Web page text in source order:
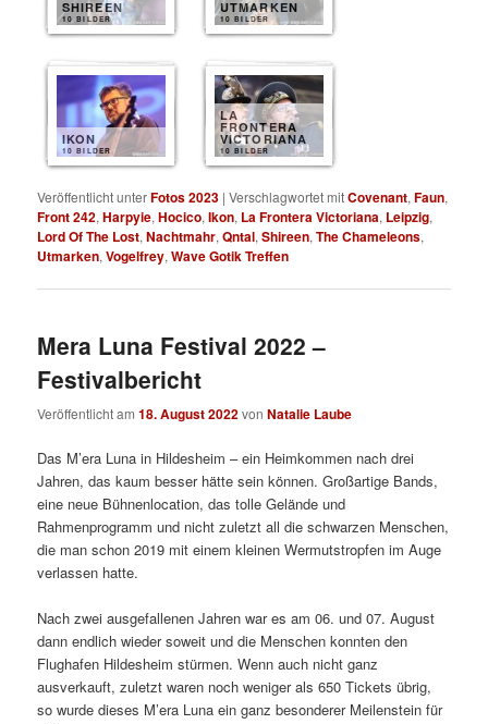
SHIREEN
10 BILDER
UTMARKEN
10 BILDER
IKON
10 BILDER
LA
FRONTERA
VICTORIANA
10 BILDER
Veröffentlicht unterFotos 2023 |Verschlagwortet mitCovenant,Faun,
Front 242,Harpyie,Hocico,Ikon, La Frontera Victoriana, Leipzig,
Lord Of The Lost,Nachtmahr,Qntal,Shireen,The Chameleons,
Utmarken,Vogelfrey,Wave Gotik Treffen
Mera Luna Festival 2022 –
Festivalbericht
Veröffentlicht am18. August 2022vonNatalie Laube
Das M’era Luna in Hildesheim – ein Heimkommen nach drei
Jahren, das kaum besser hätte sein können. Großartige Bands,
eine neue Bühnenlocation, das tolle Gelände und
Rahmenprogramm und nicht zuletzt all die schwarzen Menschen,
die man schon 2019 mit einem kleinen Wermutstropfen im Auge
verlassen hatte.
Nach zwei ausgefallenen Jahren war es am 06. und 07. August
dann endlich wieder soweit und die Menschen konnten den
Flughafen Hildesheim stürmen. Wenn auch nicht ganz
ausverkauft, zuletzt waren noch weniger als 650 Tickets übrig,
so wurde dieses M’era Luna ein ganz besonderer Meilenstein für